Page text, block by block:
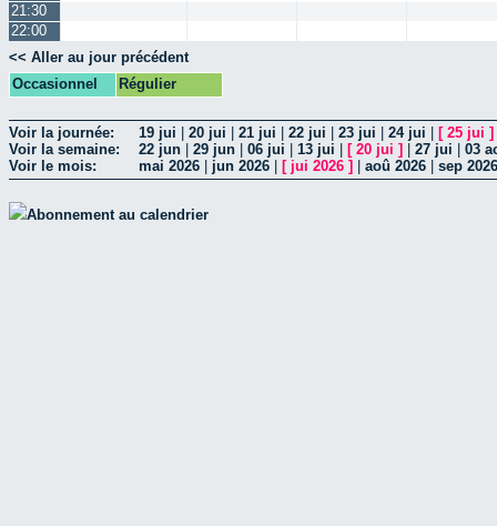
21:30
22:00
<< Aller au jour précédent
Occasionnel
Régulier
Voir la journée: 19 jui 20 jui 21 jui 22 jui 23 jui 24 jui [ 25 jui ]
Voir la semaine:
22 jun 29 jun 06 jui 13 jui [ 20 jui ] 27 jui
03
Voir le mois:
mai 2026 jun 2026 [ jui 2026 ] aoû 2026 sep 2026
Abonnement au calendrier